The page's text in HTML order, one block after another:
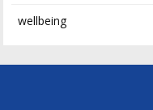
wellbeing